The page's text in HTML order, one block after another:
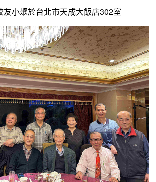
友小聚於台北市天成大飯店302室